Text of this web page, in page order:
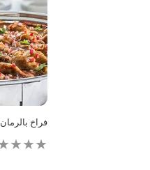
فراخ بالرمان